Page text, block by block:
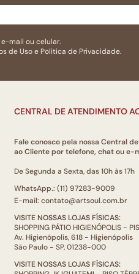
mail ou celular.
de Usoe Politica de Privacidade.
CENTRAL DE ATENDIMENTO
Fale conosco pela nossa Central
ao Cliente por telefone, chat ou e-
De Segunda a Sexta, das 10h às 17h
WhatsApp.: (11) 97283-9009
E-mail: contato@artsoul.com.br
VISITE NOSSAS LOJAS FÍSICAS:
SHOPPING PÁTIO HIGIENÓPOLIS -
Av. Higienópolis, 618 - Higienópolis
São Paulo - SP, 01238-000
VISITE NOSSAS LOJAS FÍSICAS: